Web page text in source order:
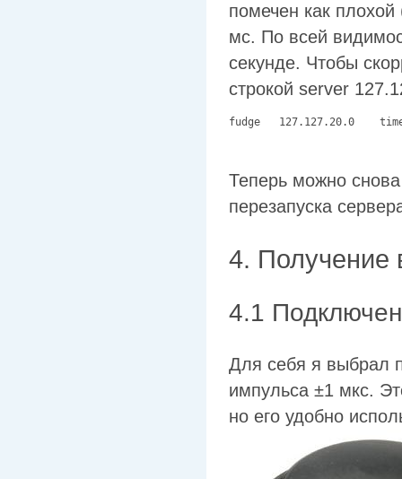
помечен как
мс. По всей
секунде. Чтобы
строкой server
fudge   127.127.20.0
Теперь можно
перезапуска
4. Получение
4.1
Для себя я выбрал
импульса ±1 мкс.
но его удобно